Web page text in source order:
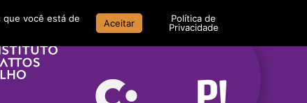
que você está de
Aceitar
Política de
Privacidade